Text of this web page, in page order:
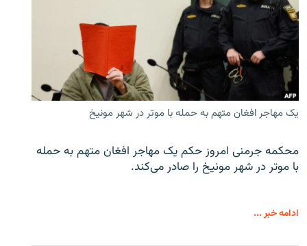
یک مهاجر افغان متهم به حمله با موتر در شهر مونیخ
محکمه جرمنی امروز حکم یک مهاجر افغان متهم به حمله
با موتر در شهر مونیخ را صادر می‌کند.
ادامه خبر ...